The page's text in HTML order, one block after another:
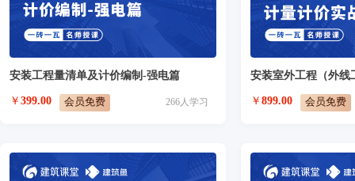
安装工程量清单及计价编制-强电篇
￥ 399.00 会员免费 266人学习 ￥ 899.00 会员免费